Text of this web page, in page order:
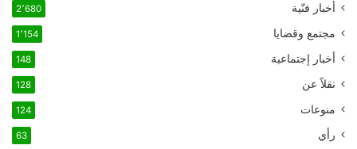
أخبار فنّية 2٬680
مجتمع وقضايا 1٬154
أخبار إجتماعية 148
نقلاً عن 128
منوعات 124
رأي 63